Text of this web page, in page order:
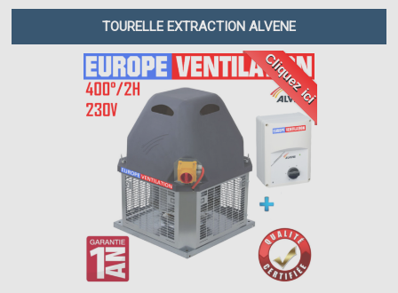
TOURELLE EXTRACTION ALVENE
Cliquez ici